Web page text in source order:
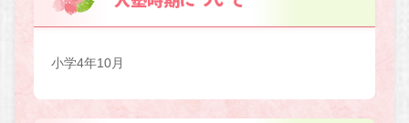
小学4年10月